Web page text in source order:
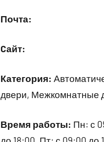
Почта:
Cайт:
Категория:
двери, Межкомнатные
Время работы: Пн: с